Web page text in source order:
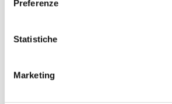
Preferenze
Statistiche
Marketing